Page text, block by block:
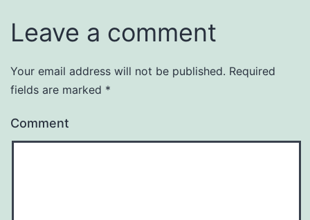
Leave a comment
Your email address will not be published. Required
fields are marked *
Comment